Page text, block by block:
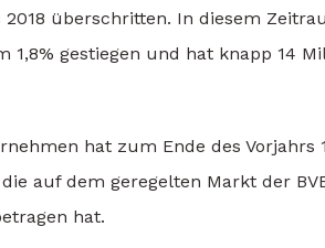
überschritten. In diesem
gestiegen und hat knapp 14
hat zum Ende des Vorjahrs
auf dem geregelten Markt der
hat.